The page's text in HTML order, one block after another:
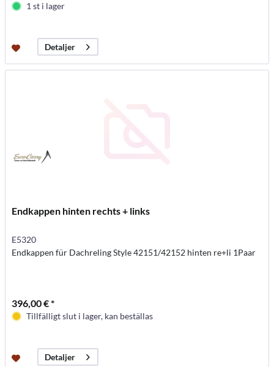
1 st i lager
Detaljer
Endkappen hinten rechts + links
E5320
Endkappen für Dachreling Style 42151/42152 hinten re+li 1Paar
396,00 € *
Tillfälligt slut i lager, kan beställas
Detaljer